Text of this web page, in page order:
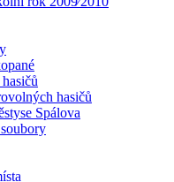
hasičů
Spálova